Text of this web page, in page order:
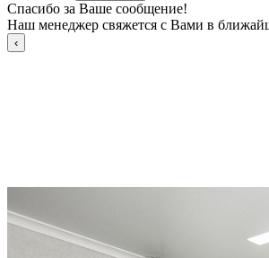
Спасибо за Ваше сообщение!
Наш менеджер свяжется с Вами в